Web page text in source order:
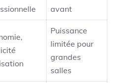
avant
Puissance
limitée pour
grandes
salles